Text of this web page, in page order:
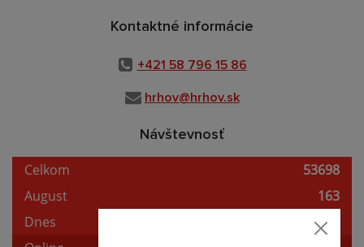
Kontaktné informácie
+421 58 796 15 86
hrhov@hrhov.sk
Návštevnosť